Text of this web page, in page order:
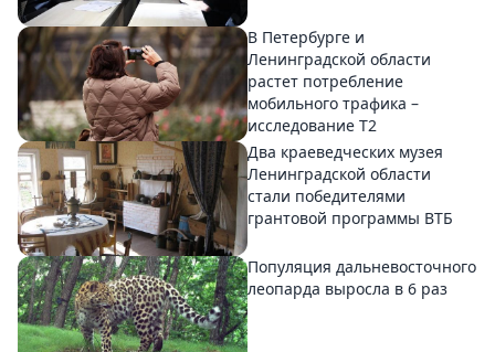
В Петербурге и
Ленинградской области
растет потребление
мобильного трафика –
исследование T2
Два краеведческих музея
Ленинградской области
стали победителями
грантовой программы ВТБ
Популяция дальневосточного
леопарда выросла в 6 раз